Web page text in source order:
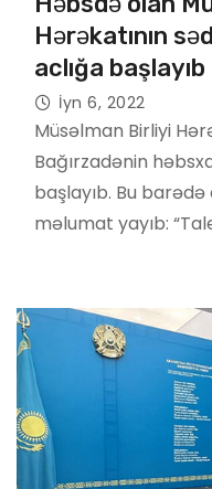
Hərəkatının
aclığa başlayıb
İyn 6, 2022
Müsəlman Birliyi
Bağırzadənin
başlayıb. Bu
məlumat yayıb: